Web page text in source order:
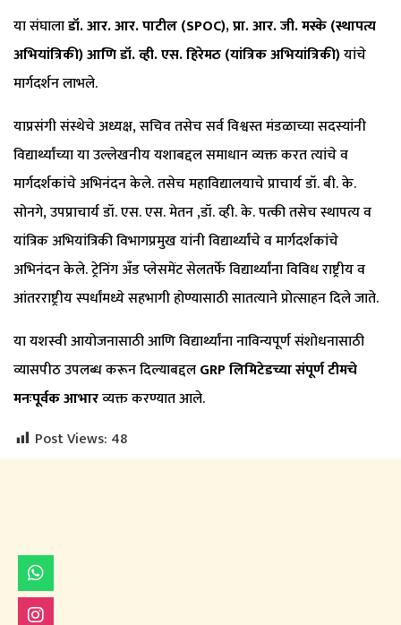
या संघालाडॉ. आर. आर. पाटील (SPOC), प्रा. आर. जी. मस्के (स्थापत्य
अभियांत्रिकी) आणि डॉ. व्ही. एस. हिरेमठ (यांत्रिक अभियांत्रिकी)यांचे
मार्गदर्शन लाभले.
याप्रसंगी संस्थेचे अध्यक्ष, सचिव तसेच सर्व विश्वस्त मंडळाच्या सदस्यांनी
विद्यार्थ्यांच्या या उल्लेखनीय यशाबद्दल समाधान व्यक्त करत त्यांचे व
मार्गदर्शकांचे अभिनंदन केले. तसेच महाविद्यालयाचे प्राचार्य डॉ. बी. के.
सोनगे, उपप्राचार्य डॉ. एस. एस. मेतन ,डॉ. व्ही. के. पत्की तसेच स्थापत्य व
यांत्रिक अभियांत्रिकी विभागप्रमुख यांनी विद्यार्थ्यांचे व मार्गदर्शकांचे
अभिनंदन केले. ट्रेनिंग अँड प्लेसमेंट सेलतर्फे विद्यार्थ्यांना विविध राष्ट्रीय व
आंतरराष्ट्रीय स्पर्धांमध्ये सहभागी होण्यासाठी सातत्याने प्रोत्साहन दिले जाते.
या यशस्वी आयोजनासाठी आणि विद्यार्थ्यांना नाविन्यपूर्ण संशोधनासाठी
व्यासपीठ उपलब्ध करून दिल्याबद्दलGRP लिमिटेडच्या संपूर्ण टीमचे
मनःपूर्वक आभारव्यक्त करण्यात आले.
Post Views: 48